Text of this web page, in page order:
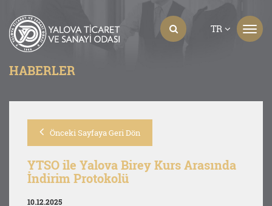
TR
HABERLER
Önceki Sayfaya Geri Dön
YTSO ile Yalova Birey Kurs Arasında
İndirim Protokolü
10.12.2025